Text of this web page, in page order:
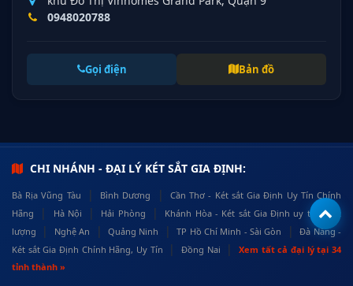
0948020788
Gọi điện Bản đồ
CHI NHÁNH - ĐẠI LÝ KÉT SẮT GIA ĐỊNH:
Bà Rịa Vũng Tàu | Bình Dương |
Cần Thơ - Két sắt Gia Định Uy Tín Chính
Hãng
| Hà Nội | Hải Phòng |
Khánh Hòa - Két sắt Gia Định uy tín, chất
lượng
| Nghệ An | Quảng Ninh | TP Hồ Chí Minh - Sài Gòn |
Đà Nẵng -
Két sắt Gia Định Chính Hãng, Uy Tín
| Đồng Nai |
Xem tất cả đại lý tại 34
tỉnh thành »